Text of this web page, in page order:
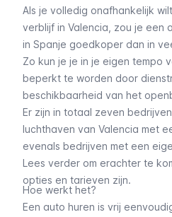
Als je volledig onafhankelijk
verblijf in Valencia, zou je een
in Spanje goedkoper dan in
Zo kun je je in je eigen tempo
beperkt te worden door
beschikbaarheid van het
Er zijn in totaal zeven
luchthaven van Valencia met
evenals bedrijven met een
Lees verder om erachter te
opties en tarieven zijn.
Hoe werkt het?
Een auto huren is vrij